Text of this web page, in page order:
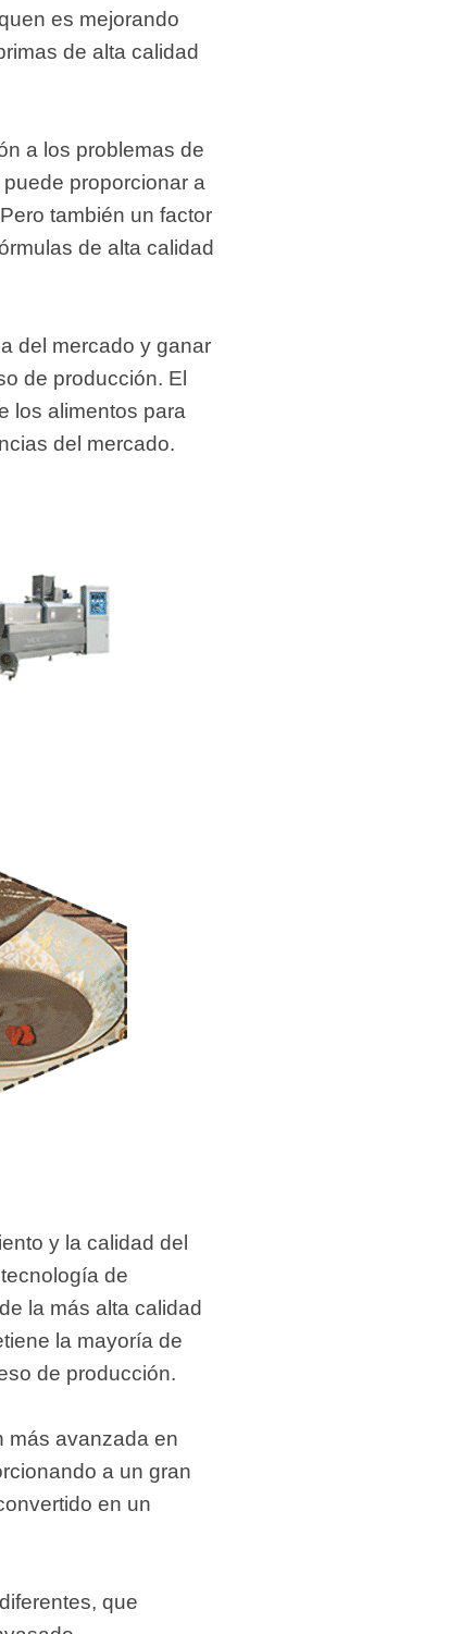
es mejorando
de alta calidad
a los problemas de
proporcionar a
también un factor
de alta calidad
del mercado y ganar
de producción. El
los alimentos para
del mercado.
y la calidad del
de
la más alta calidad
la mayoría de
de producción.
más avanzada en
a un gran
en un
que